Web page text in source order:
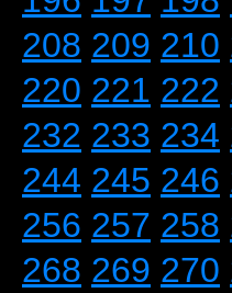
208 209 210
220 221 222
232 233 234
244 245 246
256 257 258
268 269 270